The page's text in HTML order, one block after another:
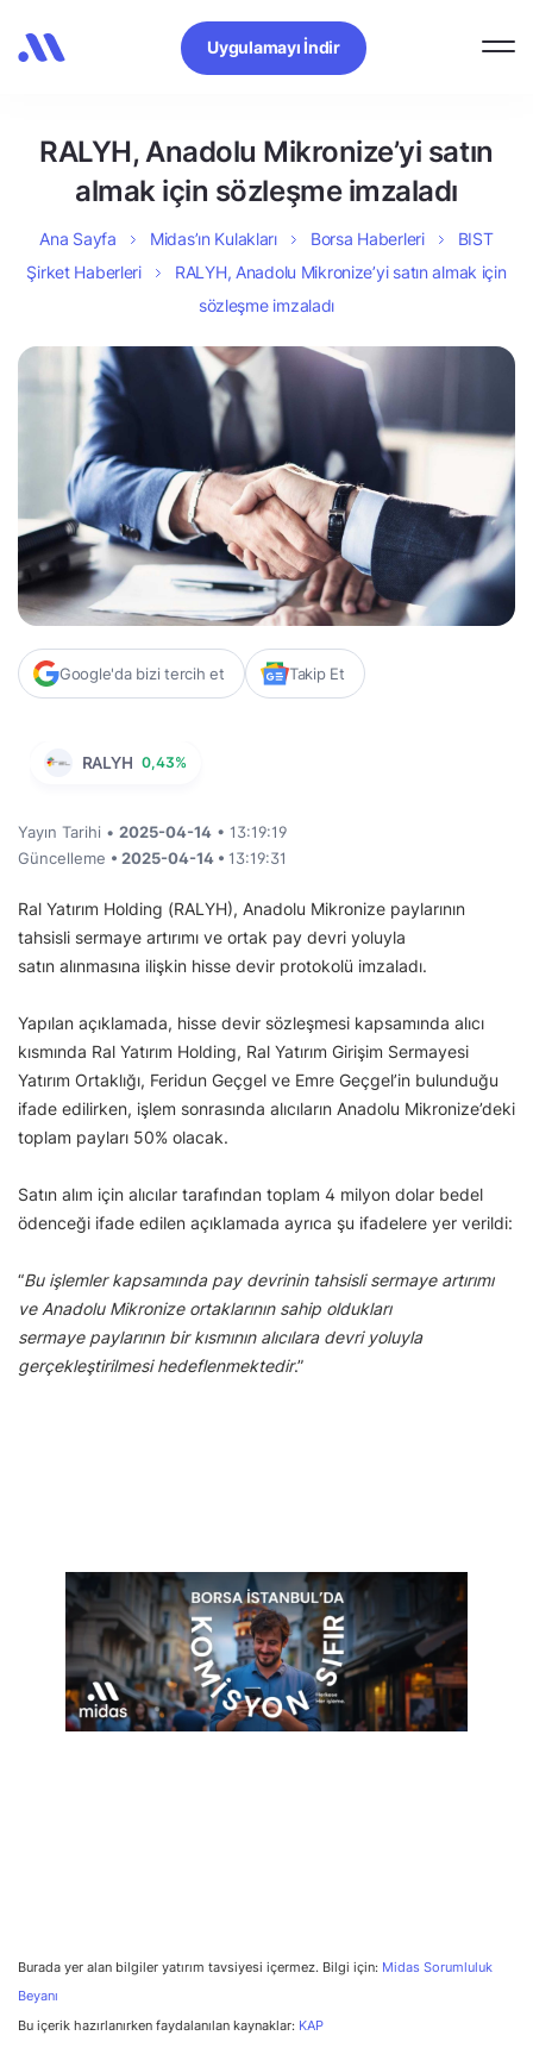
Uygulamayı İndir
RALYH, Anadolu Mikronize’yi satın
almak için sözleşme imzaladı
Ana Sayfa Midas’ın Kulakları Borsa Haberleri
BIST
Şirket Haberleri
RALYH, Anadolu Mikronize’yi satın almak için
sözleşme imzaladı
Google'da bizi tercih et Takip Et
RALYH 0,43%
Yayın Tarihi • 2025-04-14 • 13:19:19
Güncelleme • 2025-04-14 • 13:19:31
Ral Yatırım Holding (RALYH), Anadolu Mikronize paylarının
tahsisli sermaye artırımı ve ortak pay devri yoluyla
satın alınmasına ilişkin hisse devir protokolü imzaladı.
Yapılan açıklamada, hisse devir sözleşmesi kapsamında alıcı
kısmında Ral Yatırım Holding, Ral Yatırım Girişim Sermayesi
Yatırım Ortaklığı, Feridun Geçgel ve Emre Geçgel’in bulunduğu
ifade edilirken, işlem sonrasında alıcıların Anadolu Mikronize’deki
toplam payları 50% olacak.
Satın alım için alıcılar tarafından toplam 4 milyon dolar bedel
ödenceği ifade edilen açıklamada ayrıca şu ifadelere yer verildi:
“Bu işlemler kapsamında pay devrinin tahsisli sermaye artırımı
ve Anadolu Mikronize ortaklarının sahip oldukları
sermaye paylarının bir kısmının alıcılara devri yoluyla
gerçekleştirilmesi hedeflenmektedir.”
Burada yer alan bilgiler yatırım tavsiyesi içermez. Bilgi için: Midas Sorumluluk
Beyanı
Bu içerik hazırlanırken faydalanılan kaynaklar: KAP